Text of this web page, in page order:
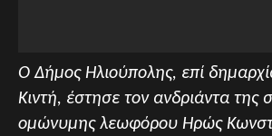
Ο Δήμος Ηλιούπολης, επί
Κιντή, έστησε τον ανδριάντα της
ομώνυμης λεωφόρου Ηρώς